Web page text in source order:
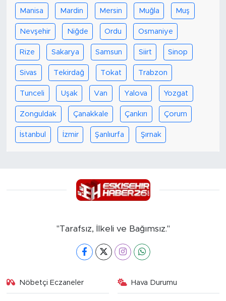
Manisa Mardin Mersin Muğla Muş
Nevşehir Niğde Ordu Osmaniye
Rize Sakarya Samsun Siirt Sinop
Sivas Tekirdağ Tokat Trabzon
Tunceli Uşak Van Yalova Yozgat
Zonguldak Çanakkale Çankırı Çorum
İstanbul İzmir Şanlıurfa Şırnak
"Tarafsız, İlkeli ve Bağımsız."
Nöbetçi Eczaneler Hava Durumu